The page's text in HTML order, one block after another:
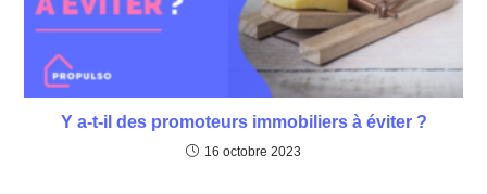
Y a-t-il des promoteurs immobiliers à éviter ?
16 octobre 2023